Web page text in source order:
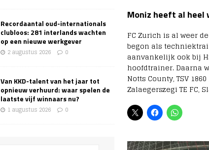
Moniz heeft al heel
FC Zurich is al weer
begon als
aanvankelijk ook bij
hoofdtrainer. Daarna
Notts County, TSV
Zalaegerszegi TE FC,
Recordaantal oud-internationals
clubloos: 281 interlands wachten
op een nieuwe werkgever
2 augustus 2026 0
Van KKD-talent van het jaar tot
opnieuw verhuurd: waar spelen de
laatste vijf winnaars nu?
1 augustus 2026 0